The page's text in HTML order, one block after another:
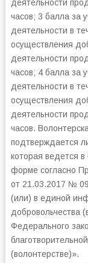
деятельности
часов; 3 балла за
деятельности в
осуществления
деятельности
часов; 4 балла за
деятельности в
осуществления
деятельности
часов.
подтверждается
которая ведется
форме согласно
от 21.03.2017 №
(или) в единой
добровольчества
Федерального
(волонтерстве)».